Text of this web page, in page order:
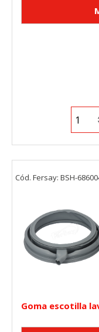
Goma escotilla
Cód. Fersay: BSH-
Cookies
Estas cookies
sobre estas
funcionarán.
Cookies
wp-settings-
Cookies de
menos visitadas,
agregada y, por